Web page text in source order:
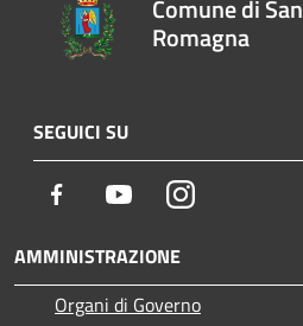
Comune di
Romagna
SEGUICI SU
Facebook YoutubeInstagram
AMMINISTRAZIONE
Organi di Governo